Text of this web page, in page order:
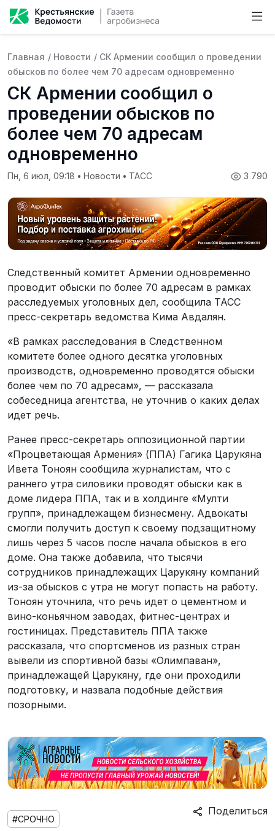
Главная / Новости / СК Армении сообщил о проведении
обысков по более чем 70 адресам одновременно
СК Армении сообщил о
проведении обысков по
более чем 70 адресам
одновременно
3 790
Пн, 6 июл, 09:18 • Новости • ТАСС
Следственный комитет Армении одновременно
проводит обыски по более 70 адресам в рамках
расследуемых уголовных дел, сообщила ТАСС
пресс-секретарь ведомства Кима Авдалян.
«В рамках расследования в Следственном
комитете более одного десятка уголовных
производств, одновременно проводятся обыски
более чем по 70 адресам», — рассказала
собеседница агентства, не уточнив о каких делах
идет речь.
Ранее пресс-секретарь оппозиционной партии
«Процветающая Армения» (ППА) Гагика Царукяна
Ивета Тоноян сообщила журналистам, что с
раннего утра силовики проводят обыски как в
доме лидера ППА, так и в холдинге «Мулти
групп», принадлежащем бизнесмену. Адвокаты
смогли получить доступ к своему подзащитному
лишь через 5 часов после начала обысков в его
доме. Она также добавила, что тысячи
сотрудников принадлежащих Царукяну компаний
из-за обысков с утра не могут попасть на работу.
Тоноян уточнила, что речь идет о цементном и
вино-коньячном заводах, фитнес-центрах и
гостиницах. Представитель ППА также
рассказала, что спортсменов из разных стран
вывели из спортивной базы «Олимпаван»,
принадлежащей Царукяну, где они проходили
подготовку, и назвала подобные действия
позорными.
Поделиться
#СРОЧНО